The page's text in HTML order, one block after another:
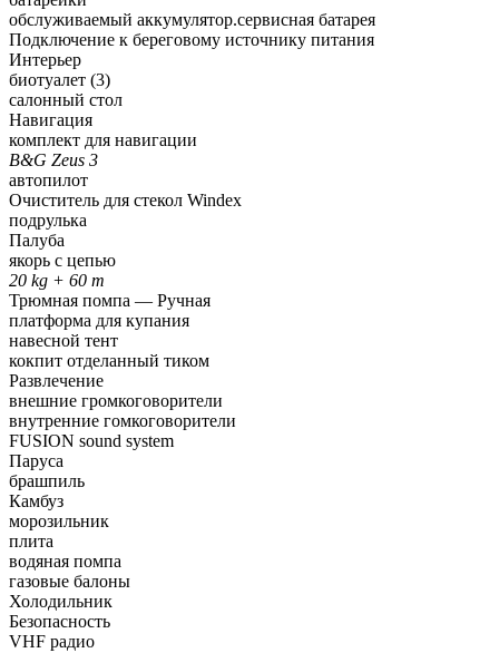
обслуживаемый аккумулятор.сервисная батарея
Подключение к береговому источнику питания
Интерьер
биотуалет (3)
салонный стол
Навигация
комплект для навигации
B&G Zeus 3
автопилот
Очиститель для стекол Windex
подрулька
Палуба
якорь с цепью
20 kg + 60 m
Трюмная помпа — Pучная
платформа для купания
навесной тент
кокпит отделанный тиком
Развлечение
внешние громкоговорители
внутренние гомкоговорители
FUSION sound system
Паруса
брашпиль
Камбуз
морозильник
плита
водяная помпа
газовые балоны
Холодильник
Безопасность
VHF радио